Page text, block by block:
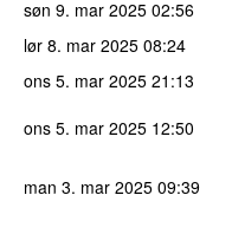
søn 9. mar 2025 02:56
lør 8. mar 2025 08:24
ons 5. mar 2025 21:13
ons 5. mar 2025 12:50
man 3. mar 2025 09:39